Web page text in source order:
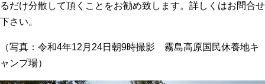
るだけ分散して頂くことをお勧め致します。詳しくはお問合せ
下さい。
（写真：令和4年12月24日朝9時撮影 霧島高原国民休養地キ
ャンプ場）